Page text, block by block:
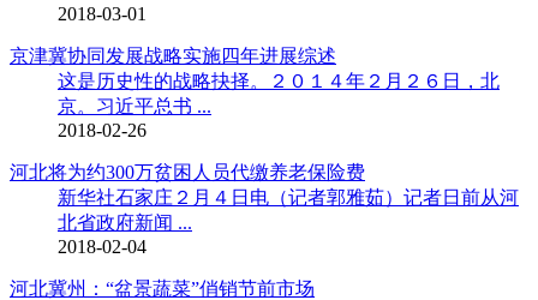
2018-03-01
京津冀协同发展战略实施四年进展综述
这是历史性的战略抉择。２０１４年２月２６日，北
京。习近平总书 ...
2018-02-26
河北将为约300万贫困人员代缴养老保险费
新华社石家庄２月４日电（记者郭雅茹）记者日前从河
北省政府新闻 ...
2018-02-04
河北冀州：“盆景蔬菜”俏销节前市场